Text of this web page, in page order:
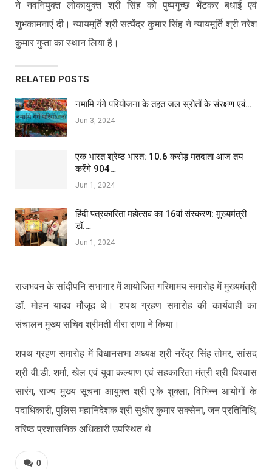
ने नवनियुक्त लोकायुक्त श्री सिंह को पुष्पगुच्छ भेंटकर बधाई एवं
शुभकामनाएं दी। न्यायमूर्ति श्री सत्येंद्र कुमार सिंह ने न्यायमूर्ति श्री नरेश
कुमार गुप्ता का स्थान लिया है।
RELATED POSTS
नमामि गंगे परियोजना के तहत जल स्रोतों के संरक्षण एवं…
Jun 3, 2024
एक भारत श्रेष्ठ भारत: 10.6 करोड़ मतदाता आज तय
करेंगे 904…
Jun 1, 2024
हिंदी पत्रकारिता महोत्सव का 16वां संस्करण: मुख्यमंत्री
डॉ.…
Jun 1, 2024
राजभवन के सांदीपनि सभागार में आयोजित गरिमामय समारोह में मुख्यमंत्री
डॉ. मोहन यादव मौजूद थे। शपथ ग्रहण समारोह की कार्यवाही का
संचालन मुख्य सचिव श्रीमती वीरा राणा ने किया।
शपथ ग्रहण समारोह में विधानसभा अध्यक्ष श्री नरेंद्र सिंह तोमर, सांसद
श्री वी.डी. शर्मा, खेल एवं युवा कल्याण एवं सहकारिता मंत्री श्री विश्वास
सारंग, राज्य मुख्य सूचना आयुक्त श्री ए.के शुक्ला, विभिन्न आयोगों के
पदाधिकारी, पुलिस महानिदेशक श्री सुधीर कुमार सक्सेना, जन प्रतिनिधि,
वरिष्ठ प्रशासनिक अधिकारी उपस्थित थे
0